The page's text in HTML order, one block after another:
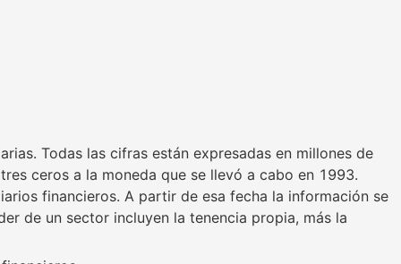
Todas las cifras están expresadas en millones de
ceros a la moneda que se llevó a cabo en 1993.
financieros. A partir de esa fecha la información se
de un sector incluyen la tenencia propia, más la